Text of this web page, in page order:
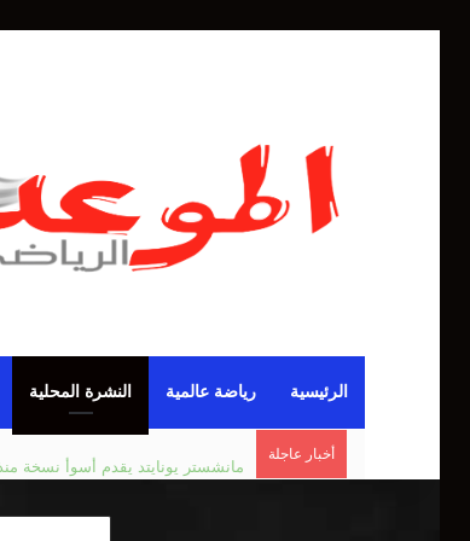
الرئيسية رياضة عالمية النشرة المحلية
أخبار عاجلة مانشستر يونايتد يقدم أسوأ نسخة منذ 38 عاما